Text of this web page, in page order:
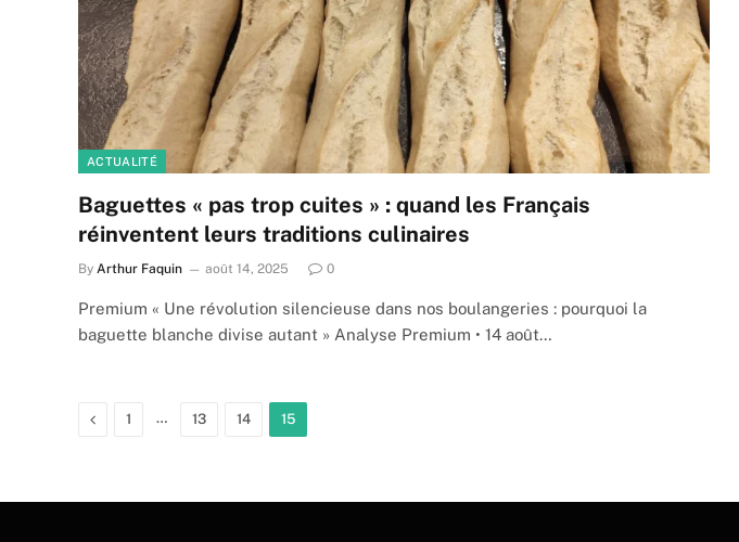
ACTUALITÉ
Baguettes « pas trop cuites » : quand les Français
réinventent leurs traditions culinaires
By Arthur Faquin août 14, 2025 0
Premium « Une révolution silencieuse dans nos boulangeries : pourquoi la
baguette blanche divise autant » Analyse Premium • 14 août…
Previous
1 … 13 14 15